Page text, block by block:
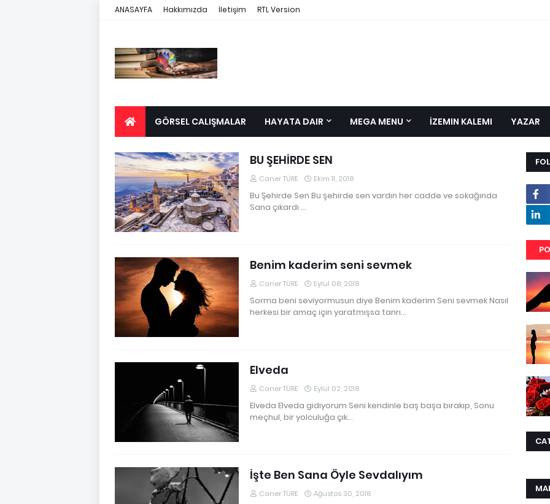
ANASAYFA Hakkımızda İletişim RTL Version
GÖRSEL CALIŞMALAR HAYATA DAIR MEGA MENU İZEMIN KALEMI YAZAR
BU ŞEHİRDE SEN
Caner TÜRE Ekim 11, 2018
Bu Şehirde Sen Bu şehirde sen vardın her cadde ve sokağında
Sana çıkardı …
Benim kaderim seni sevmek
Caner TÜRE Eylül 08, 2018
Sorma beni seviyormusun diye Benim kaderim Seni sevmek Nasıl
herkesi bir amaç için yaratmışsa tanrı…
Elveda
Caner TÜRE Eylül 02, 2018
Elveda Elveda gidiyorum Seni kendinle baş başa bırakıp, Sonu
meçhul, bir yolculuğa çık…
İşte Ben Sana Öyle Sevdalıyım
Caner TÜRE Ağustos 30, 2018